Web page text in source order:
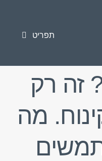
תפריט
זה רק
מה